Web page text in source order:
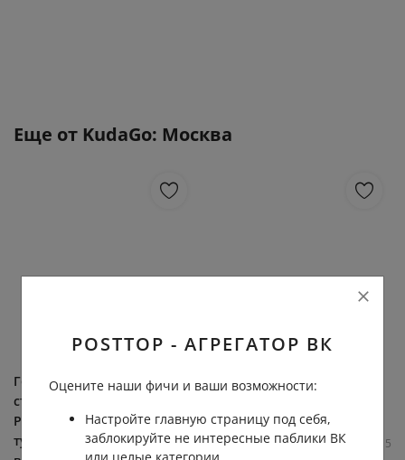
Еще от KudaGo: Москва
Городу, признанному
столицей Золотого Кольца
России, есть чем удивить
туристов. Даже если в
Город остывает Фото:
KudaGo: Москва
6.1К 0.1К 5
POSTTOP - АГРЕГАТОР ВК
Оцените наши фичи и ваши возможности:
Настройте главную страницу под себя,
заблокируйте не интересные паблики ВК